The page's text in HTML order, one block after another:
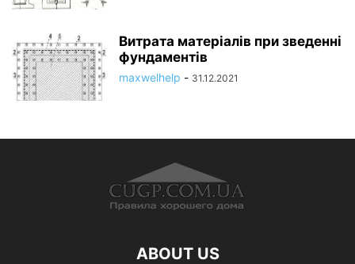
Витрата матеріалів при зведенні
фундаментів
maxwelhelp - 31.12.2021
ABOUT US